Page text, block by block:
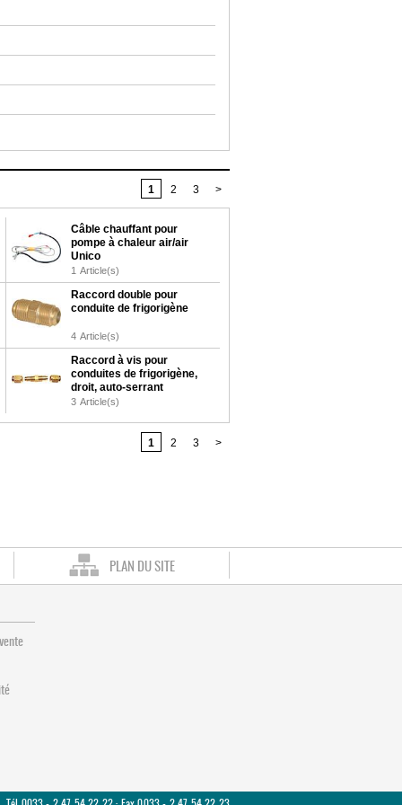
1 2 3 >
Câble chauffant pour
pompe à chaleur air/air
Unico
1 Article(s)
Raccord double pour
conduite de frigorigène
4 Article(s)
Raccord à vis pour
conduites de frigorigène,
droit, auto-serrant
3 Article(s)
1 2 3 >
PLAN DU SITE